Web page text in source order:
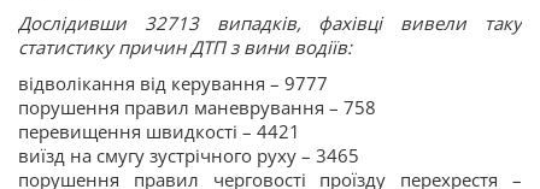
Дослідивши 32713 випадків, фахівці вивели таку
статистику причин ДТП з вини водіїв:
відволікання від керування – 9777
порушення правил маневрування – 758
перевищення швидкості – 4421
виїзд на смугу зустрічного руху – 3465
порушення правил черговості проїзду перехрестя –